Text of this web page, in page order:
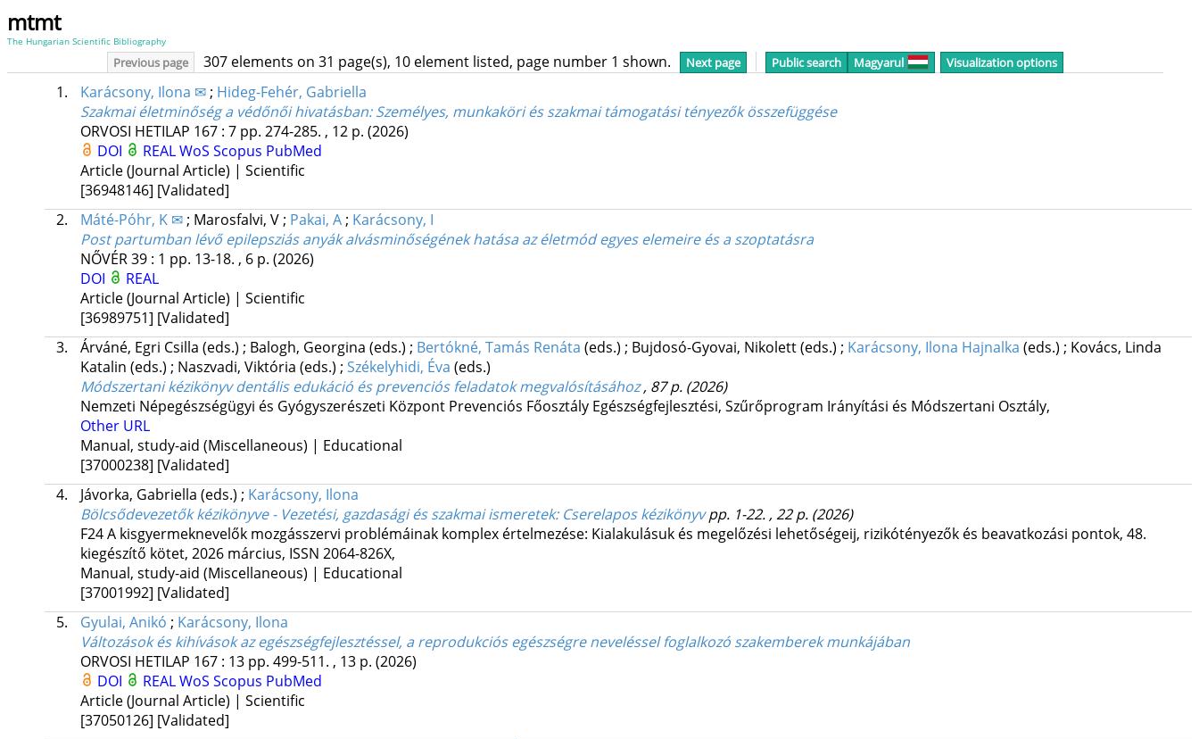
mtmt
The Hungarian Scientific Bibliography
Previous page 307 elements on 31 page(s), 10 element listed, page number 1 shown. Next page Public search Magyarul Visualization options
1. Karácsony, Ilona ✉; Hideg-Fehér, Gabriella
Szakmai életminőség a védőnői hivatásban: Személyes, munkaköri és szakmai támogatási tényezők összefüggése
ORVOSI HETILAP 167: 7 pp. 274-285. , 12 p. (2026)
DOI
REALWoS Scopus PubMed
Article (Journal Article) | Scientific
[36948146] [Validated]
2.
Máté-Póhr, K ✉; Marosfalvi, V; Pakai, A; Karácsony, I
Post partumban lévő epilepsziás anyák alvásminőségének hatása az életmód egyes elemeire és a szoptatásra
NŐVÉR39: 1 pp. 13-18. , 6 p. (2026)
DOI
REAL
Article (Journal Article) | Scientific
[36989751] [Validated]
3.
Árváné, Egri Csilla (eds.) ; Balogh, Georgina (eds.) ; Bertókné, Tamás Renáta (eds.) ; Bujdosó-Gyovai, Nikolett(eds.) ; Karácsony, Ilona Hajnalka (eds.) ; Kovács, Linda
Katalin (eds.) ; Naszvadi, Viktória (eds.) ; Székelyhidi, Éva (eds.)
Módszertani kézikönyv dentális edukáció és prevenciós feladatok megvalósításához, 87 p. (2026)
Nemzeti Népegészségügyi és Gyógyszerészeti Központ Prevenciós Főosztály Egészségfejlesztési, Szűrőprogram Irányítási és Módszertani Osztály,
Other URL
Manual, study-aid (Miscellaneous) | Educational
[37000238] [Validated]
4.
Jávorka, Gabriella (eds.) ; Karácsony, Ilona
Bölcsődevezetők kézikönyve - Vezetési, gazdasági és szakmai ismeretek: Cserelapos kézikönyv pp. 1-22. , 22 p. (2026)
F24 A kisgyermeknevelők mozgásszervi problémáinak komplex értelmezése: Kialakulásuk és megelőzési lehetőségeij, rizikótényezők és beavatkozási pontok, 48.
kiegészítő kötet, 2026 március, ISSN 2064-826X,
Manual, study-aid (Miscellaneous) | Educational
[37001992] [Validated]
5.
Gyulai, Anikó ; Karácsony, Ilona
Változások és kihívások az egészségfejlesztéssel, a reprodukciós egészségre neveléssel foglalkozó szakemberek munkájában
ORVOSI HETILAP 167: 13 pp. 499-511. , 13 p. (2026)
DOI
REALWoS Scopus PubMed
Article (Journal Article) | Scientific
[37050126] [Validated]